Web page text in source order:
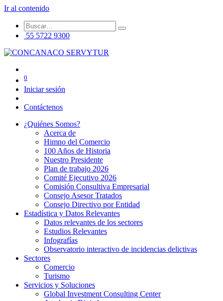
Ir al contenido
55 5722 9300
0
Iniciar sesión
Contáctenos
¿Quiénes Somos?
Acerca de
Himno del Comercio
100 Años de Historia
Nuestro Presidente
Plan de trabajo 2026
Comité Ejecutivo 2026
Comisión Consultiva Empresarial
Consejo Asesor Tratados
Consejo Directivo por Entidad
Estadística y Datos Relevantes
Datos relevantes de los sectores
Estudios Relevantes
Infografías
Observatorio interactivo de incidencias delictivas
Sectores
Comercio
Turismo
Servicios y Soluciones
Global Investment Consulting Center